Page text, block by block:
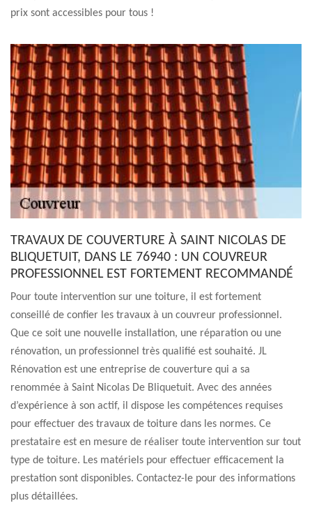
prix sont accessibles pour tous !
TRAVAUX DE COUVERTURE À SAINT NICOLAS DE
BLIQUETUIT, DANS LE 76940 : UN COUVREUR
PROFESSIONNEL EST FORTEMENT RECOMMANDÉ
Pour toute intervention sur une toiture, il est fortement
conseillé de confier les travaux à un couvreur professionnel.
Que ce soit une nouvelle installation, une réparation ou une
rénovation, un professionnel très qualifié est souhaité. JL
Rénovation est une entreprise de couverture qui a sa
renommée à Saint Nicolas De Bliquetuit. Avec des années
d’expérience à son actif, il dispose les compétences requises
pour effectuer des travaux de toiture dans les normes. Ce
prestataire est en mesure de réaliser toute intervention sur tout
type de toiture. Les matériels pour effectuer efficacement la
prestation sont disponibles. Contactez-le pour des informations
plus détaillées.